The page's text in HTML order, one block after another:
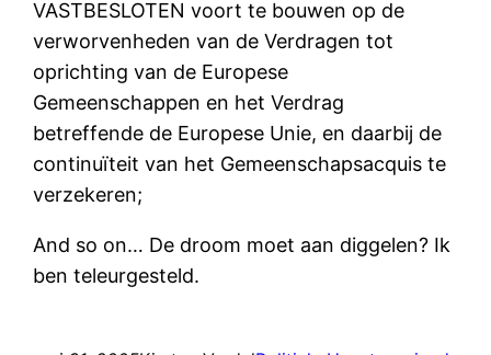
VASTBESLOTEN voort te bouwen op de
verworvenheden van de Verdragen tot
oprichting van de Europese
Gemeenschappen en het Verdrag
betreffende de Europese Unie, en daarbij de
continuïteit van het Gemeenschapsacquis te
verzekeren;
And so on… De droom moet aan diggelen? Ik
ben teleurgesteld.